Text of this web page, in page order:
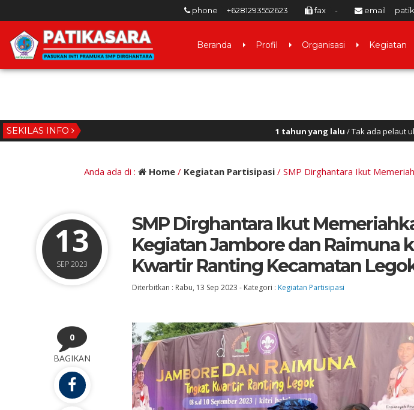
phone +6281293552623 fax - email
Beranda Profil Organisasi Kegiatan
SEKILAS INFO / Tak ada pelaut ulung yang lahir di laut
Anda ada di : Home/ Kegiatan Partisipasi/ SMP Dirghantara Ikut
13
SEP 2023
SMP Dirghantara Ikut
Kegiatan Jambore dan Raimuna
Kwartir Ranting Kecamatan
Diterbitkan : Rabu, 13 Sep 2023 - Kategori : Kegiatan Partisipasi
0
BAGIKAN